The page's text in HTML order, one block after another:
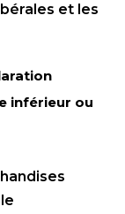
et les
inférieur ou